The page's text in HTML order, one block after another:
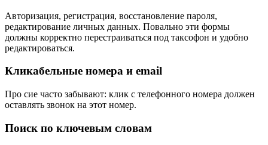
Авторизация, регистрация, восстановление пароля,
редактирование личных данных. Повально эти формы
должны корректно перестраиваться под таксофон и удобно
редактироваться.
Кликабельные номера и email
Про сие часто забывают: клик с телефонного номера должен
оставлять звонок на этот номер.
Поиск по ключевым словам